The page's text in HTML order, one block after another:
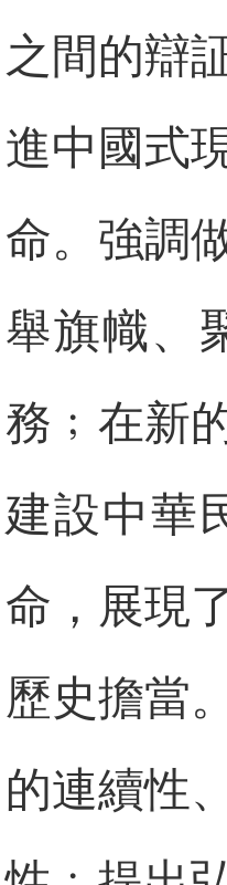
之間的辯
進中國式
命。強調
舉旗幟、
務﹔在新
建設中華
命，展現
歷史擔當
的連續性